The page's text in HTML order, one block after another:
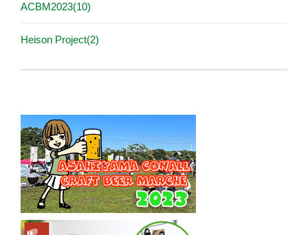
ACBM2023(10)
Heison Project(2)